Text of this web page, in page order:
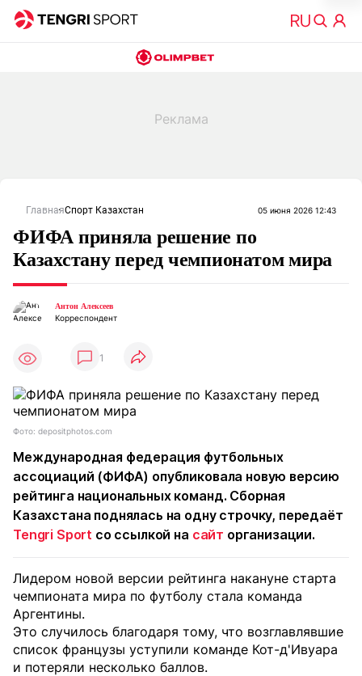
ГлавнаяСпорт Казахстан 05 июня 2026 12:43
ФИФА приняла решение по
Казахстану перед чемпионатом мира
Антон Алексеев
Корреспондент
1
Фото: depositphotos.com
Международная федерация футбольных
ассоциаций (ФИФА) опубликовала новую версию
рейтинга национальных команд. Сборная
Казахстана поднялась на одну строчку, передаёт
Tengri Sport со ссылкой на сайт организации.
Лидером новой версии рейтинга накануне старта
чемпионата мира по футболу стала команда
Аргентины.
Это случилось благодаря тому, что возглавлявшие
список французы уступили команде Кот-д'Ивуара
и потеряли несколько баллов.